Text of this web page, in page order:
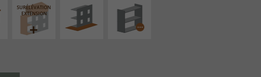
SURÉLÉVATION
EXTENSION